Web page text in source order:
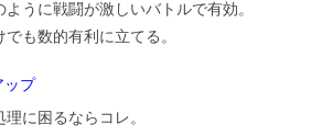
うに戦闘が激しいバトルで有効。
も数的有利に立てる。
ップ
に困るならコレ。